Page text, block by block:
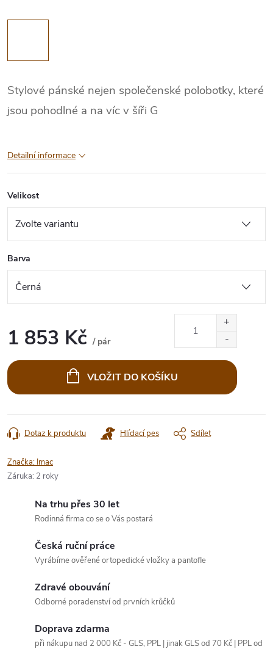
Stylové pánské nejen společenské polobotky, které
jsou pohodlné a na víc v šíři G
Detailní informace
Velikost
Barva
1 853 Kč / pár
cena:
VLOŽIT DO KOŠÍKU
Dotaz k produktu Hlídací pes Sdílet
Značka: Imac
Záruka: 2 roky
Na trhu přes 30 let
Rodinná firma co se o Vás postará
Česká ruční práce
Vyrábíme ověřené ortopedické vložky a pantofle
Zdravé obouvání
Odborné poradenství od prvních krůčků
Doprava zdarma
při nákupu nad 2 000 Kč - GLS, PPL | jinak GLS od 70 Kč | PPL od